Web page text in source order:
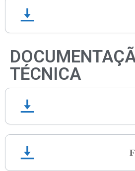
TÉCNICA